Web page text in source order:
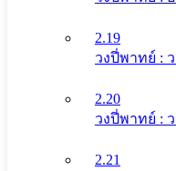
2.19
วงปี่พาทย์ :
2.20
วงปี่พาทย์ :
2.21